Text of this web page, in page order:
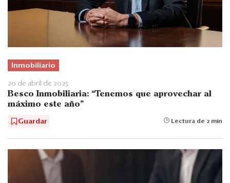
Inmobiliario
20 de abril de 2025
Besco Inmobiliaria: “Tenemos que aprovechar al
máximo este año”
Guardar Lectura de 2 min